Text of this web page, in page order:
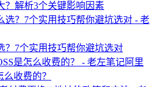
？解析3个关键影响因素
？7个实用技巧帮你避坑选对
阿里
收费的？